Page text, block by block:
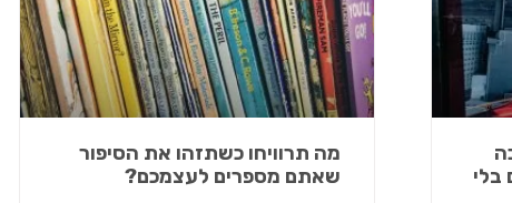
בלי
מה תרוויחו כשתזהו את הסיפור
שאתם מספרים לעצמכם?